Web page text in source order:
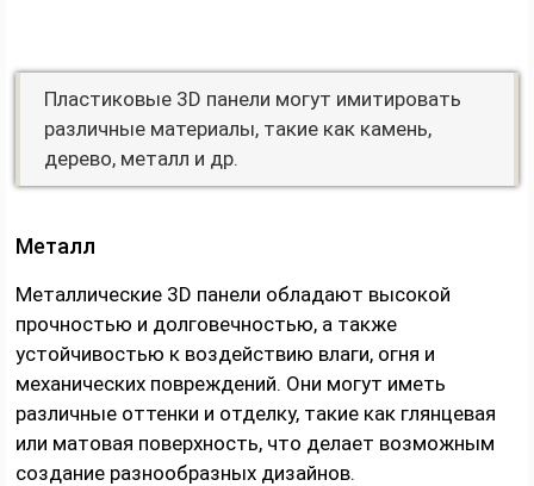
Пластиковые 3D панели могут имитировать
различные материалы, такие как камень,
дерево, металл и др.
Металл
Металлические 3D панели обладают высокой
прочностью и долговечностью, а также
устойчивостью к воздействию влаги, огня и
механических повреждений. Они могут иметь
различные оттенки и отделку, такие как глянцевая
или матовая поверхность, что делает возможным
создание разнообразных дизайнов.